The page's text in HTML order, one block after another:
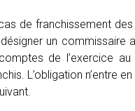
de franchissement des
un commissaire
de l’exercice
L’obligation n’entre